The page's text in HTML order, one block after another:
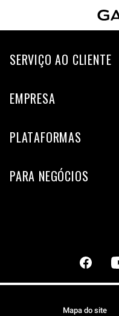
SERVIÇO AO CLIENTE
EMPRESA
PLATAFORMAS
PARA NEGÓCIOS
Mapa do site